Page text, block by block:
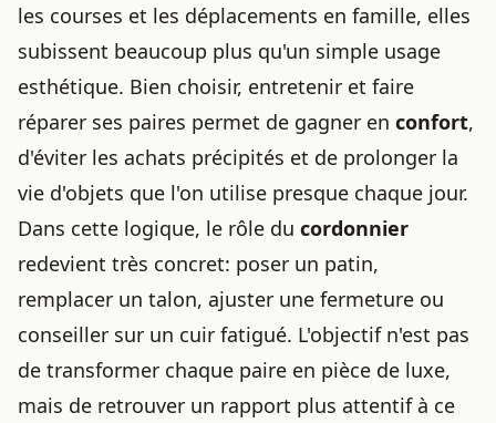
les courses et les déplacements en famille, elles
subissent beaucoup plus qu'un simple usage
esthétique. Bien choisir, entretenir et faire
réparer ses paires permet de gagner en confort,
d'éviter les achats précipités et de prolonger la
vie d'objets que l'on utilise presque chaque jour.
Dans cette logique, le rôle du cordonnier
redevient très concret: poser un patin,
remplacer un talon, ajuster une fermeture ou
conseiller sur un cuir fatigué. L'objectif n'est pas
de transformer chaque paire en pièce de luxe,
mais de retrouver un rapport plus attentif à ce